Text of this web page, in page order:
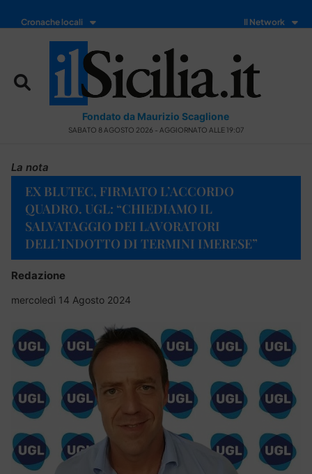
Cronache locali Il Network
Fondato da Maurizio Scaglione
SABATO 8 AGOSTO 2026 - AGGIORNATO ALLE 19:07
La nota
EX BLUTEC, FIRMATO L’ACCORDO
QUADRO. UGL: “CHIEDIAMO IL
SALVATAGGIO DEI LAVORATORI
DELL’INDOTTO DI TERMINI IMERESE”
Redazione
mercoledì 14 Agosto 2024